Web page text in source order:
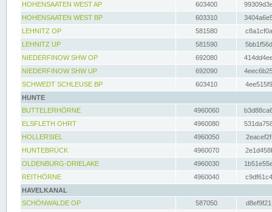
HOHENSAATEN WEST AP
603400
HOHENSAATEN WEST BP
603310
LEHNITZ OP
581580
LEHNITZ UP
581590
NIEDERFINOW SHW OP
692080
NIEDERFINOW SHW UP
692090
SCHWEDT SCHLEUSE BP
603410
HUNTE
BUTTELERHÖRNE
4960060
ELSFLETH OHRT
4960080
HOLLERSIEL
4960050
HUNTEBRÜCK
4960070
OLDENBURG-DRIELAKE
4960030
REITHÖRNE
4960040
HAVELKANAL
SCHÖNWALDE OP
587050